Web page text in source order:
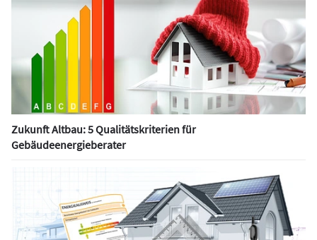
Zukunft Altbau: 5 Qualitätskriterien für
Gebäudeenergieberater